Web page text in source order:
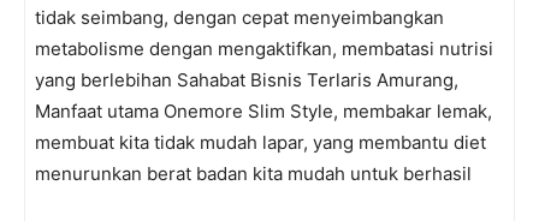
tidak seimbang, dengan cepat menyeimbangkan
metabolisme dengan mengaktifkan, membatasi nutrisi
yang berlebihan Sahabat Bisnis Terlaris Amurang,
Manfaat utama Onemore Slim Style, membakar lemak,
membuat kita tidak mudah lapar, yang membantu diet
menurunkan berat badan kita mudah untuk berhasil